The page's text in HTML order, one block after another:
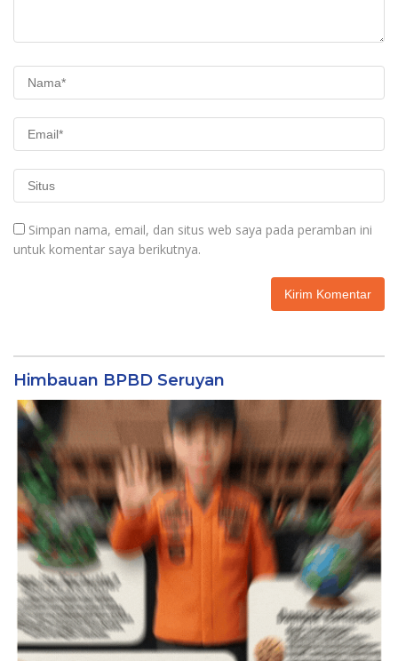
Simpan nama, email, dan situs web saya pada peramban ini
untuk komentar saya berikutnya.
Himbauan BPBD Seruyan